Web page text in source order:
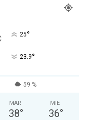
25°
23.9°
59 %
MAR
38°
MIE
36°